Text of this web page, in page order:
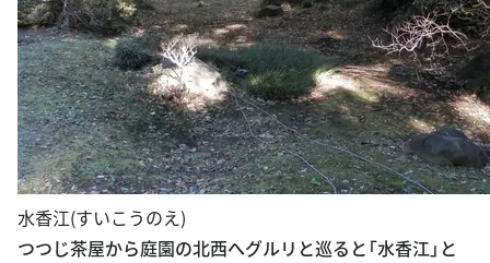
水香江(すいこうのえ)
つつじ茶屋から庭園の北西へグルリと巡ると「水香江」と